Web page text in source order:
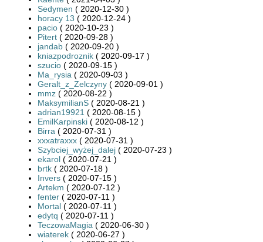
Sedymen ( 2020-12-30 )
horacy 13 ( 2020-12-24 )
pacio ( 2020-10-23 )
Pitert ( 2020-09-28 )
jandab ( 2020-09-20 )
kniazpodroznik ( 2020-09-17 )
szucio ( 2020-09-15 )
Ma_rysia ( 2020-09-03 )
Geralt_z_Zelczyny ( 2020-09-01 )
mmz ( 2020-08-22 )
MaksymilianS ( 2020-08-21 )
adrian19921 ( 2020-08-15 )
EmilKarpinski ( 2020-08-12 )
Birra ( 2020-07-31 )
xxxatraxxx ( 2020-07-31 )
Szybciej_wyżej_dalej ( 2020-07-23 )
ekarol ( 2020-07-21 )
brtk ( 2020-07-18 )
Invers ( 2020-07-15 )
Artekm ( 2020-07-12 )
fenter ( 2020-07-11 )
Mortal ( 2020-07-11 )
edytq ( 2020-07-11 )
TeczowaMagia ( 2020-06-30 )
wiaterek ( 2020-06-27 )